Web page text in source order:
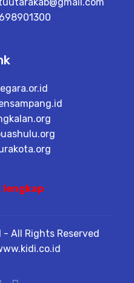
lengkap
All Rights Reserved